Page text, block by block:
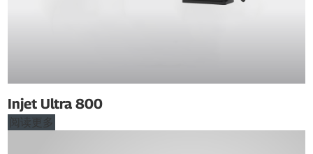
Injet Ultra 800
阅读更多